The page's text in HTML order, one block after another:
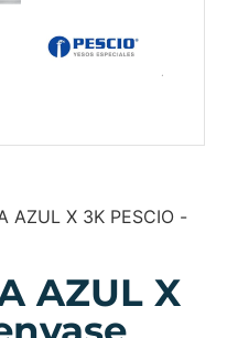
AZUL X 3K PESCIO -
AZUL X